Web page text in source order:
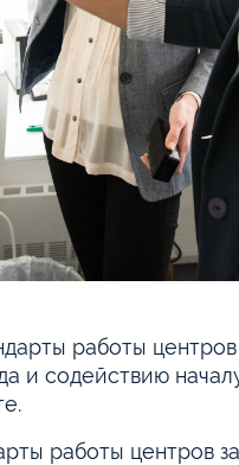
работы
и содействию
работы центров